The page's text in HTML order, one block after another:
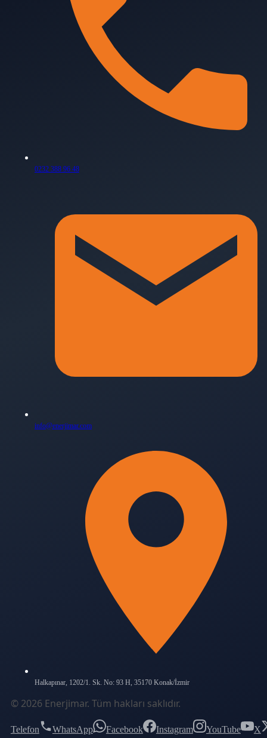
0232 388 96 48
info@enerjimar.com
Halkapınar, 1202/1. Sk. No: 93 H, 35170 Konak/İzmir
© 2026 Enerjimar. Tüm hakları saklıdır.
Telefon WhatsApp Facebook Instagram YouTube X